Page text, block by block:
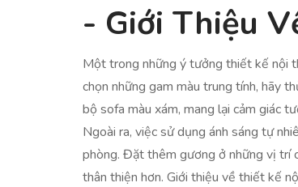
- Giới Thiệu
Một trong những ý tưởng thiết kế nội
chọn những gam màu trung tính, hãy
bộ sofa màu xám, mang lại cảm giác
Ngoài ra, việc sử dụng ánh sáng tự
phòng. Đặt thêm gương ở những vị trí
thân thiện hơn. Giới thiệu về thiết kế